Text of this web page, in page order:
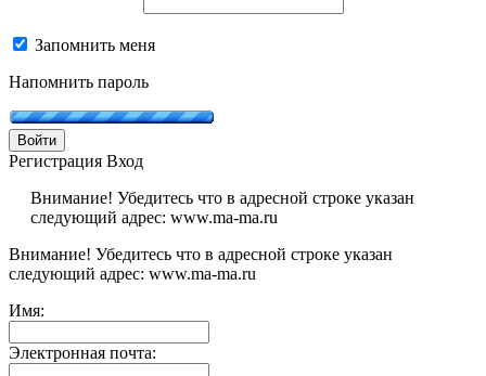
Запомнить меня
Напомнить пароль
Войти
Регистрация Вход
Внимание! Убедитесь что в адресной строке указан
следующий адрес: www.ma-ma.ru
Внимание! Убедитесь что в адресной строке указан
следующий адрес: www.ma-ma.ru
Имя:
Электронная почта: